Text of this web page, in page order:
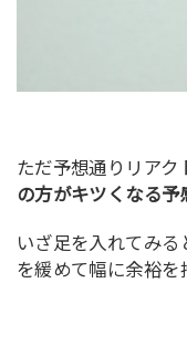
ただ予想通りリアク
の方がキツくなる予
いざ足を入れてみ
を緩めて幅に余裕を